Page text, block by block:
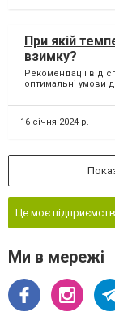
При якій
взимку?
Рекомендації від
оптимальні умови
16 січня 2024 р.
Це моє
Ми в мережі